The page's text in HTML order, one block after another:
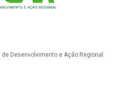
Desenvolvimento e Ação Regional